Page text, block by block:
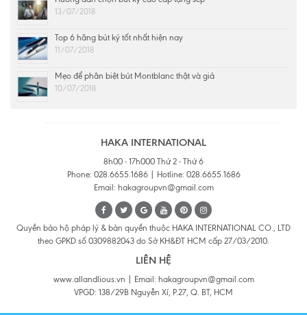
13/07/2018
Top 6 hãng bút ký tốt nhất hiện nay
11/07/2018
Mẹo để phân biệt bút Montblanc thật và giả
10/07/2018
HAKA INTERNATIONAL
8h00 - 17h000 Thứ 2 - Thứ 6
Phone: 028.6655.1686 | Hotline: 028.6655.1686
Email: hakagroupvn@gmail.com
Quyền bảo hộ pháp lý & bản quyền thuộc HAKA INTERNATIONAL CO., LTD
theo GPKD số 0309882043 do Sở KH&ĐT HCM cấp 27/03/2010.
LIÊN HỆ
www.allandlious.vn | Email: hakagroupvn@gmail.com
VPGD: 138/29B Nguyễn Xí, P.27, Q. BT, HCM